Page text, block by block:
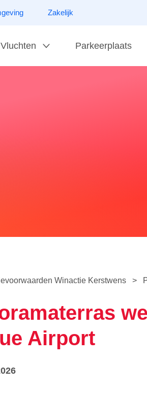
Zakelijk
Vluchten Parkeerplaats
Winactie Kerstwens >
Airport